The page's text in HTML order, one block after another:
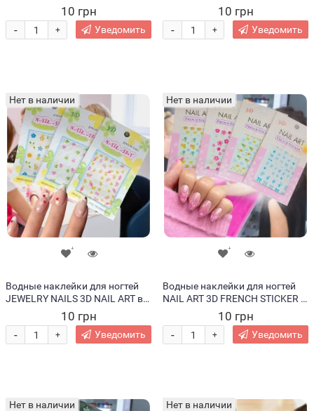
ассортименте10 грн
+
- Уведомить
ассортименте10 грн
+
- Уведомить
Нет в наличии
Водные наклейки для ногтей
JEWELRY NAILS 3D NAIL ART в
ассортименте10 грн
+
- Уведомить
Нет в наличии
Водные наклейки для ногтей
NAIL ART 3D FRENCH STICKER в
ассортименте10 грн
+
- Уведомить
Нет в наличии Нет в наличии